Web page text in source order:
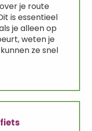
je route
is essentieel
je alleen op
weten je
ze snel